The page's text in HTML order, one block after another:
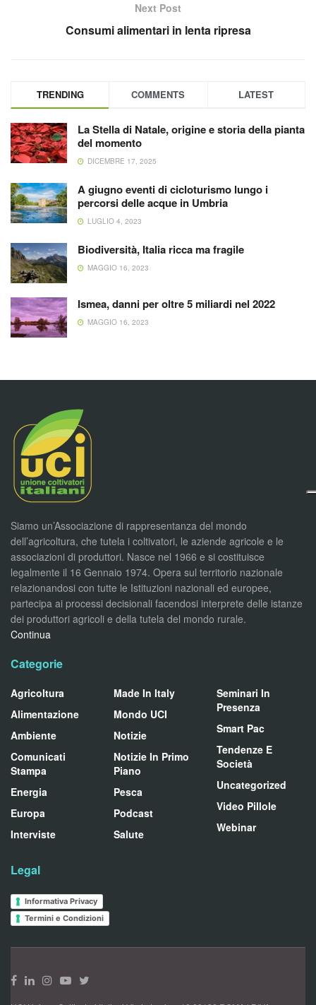
Next Post
Consumi alimentari in lenta ripresa
TRENDING COMMENTS LATEST
La Stella di Natale, origine e storia della pianta
del momento
DICEMBRE 17, 2025
A giugno eventi di cicloturismo lungo i
percorsi delle acque in Umbria
LUGLIO 4, 2023
Biodiversità, Italia ricca ma fragile
MAGGIO 16, 2023
Ismea, danni per oltre 5 miliardi nel 2022
MAGGIO 16, 2023
Siamo un’Associazione di rappresentanza del mondo
dell’agricoltura, che tutela i coltivatori, le aziende agricole e le
associazioni di produttori. Nasce nel 1966 e si costituisce
legalmente il 16 Gennaio 1974. Opera sul territorio nazionale
relazionandosi con tutte le Istituzioni nazionali ed europee,
partecipa ai processi decisionali facendosi interprete delle istanze
dei produttori agricoli e della tutela del mondo rurale.
Continua
Categorie
Agricoltura
Alimentazione
Ambiente
Comunicati
Stampa
Energia
Europa
Interviste
Made In Italy
Mondo UCI
Notizie
Notizie In Primo
Piano
Pesca
Podcast
Salute
Seminari In
Presenza
Smart Pac
Tendenze E
Società
Uncategorized
Video Pillole
Webinar
Legal
Informativa Privacy
Termini e Condizioni